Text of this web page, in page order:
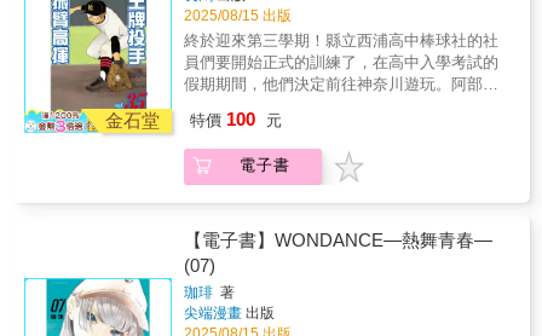
議而進入延長賽。這場激戰的選曲，是兩人
「最喜歡的曲子」
──Jazztronik《SAMURAI》。像是彼此玩鬧互
相較勁般，兩人跳出了那天最棒的Move。與此
同時，決定勝負的時刻到了──另一邊，花木看
著暢談職業舞者夢想的灣田，思考她至今為止
金石堂
2025/08/15 出版
終於迎來第三學期！縣立西浦高中棒球社的社
員們要開始正式的訓練了，在高中入學考試的
假期期間，他們決定前往神奈川遊玩。阿部提
於是大家分頭行動，拜訪了當地的公立與私立
學校的棒球部。在那裡，他們學到了什麼？那
是各間學校風格鮮明、各具特色的高中棒球真
這就是高中棒球的真實面貌與它的魅力所在！
特價 100 元
電子書
【電子書】WONDANCE—熱舞青春—
(07)
珈琲 著
尖端漫畫 出版